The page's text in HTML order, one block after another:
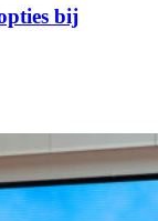
bij